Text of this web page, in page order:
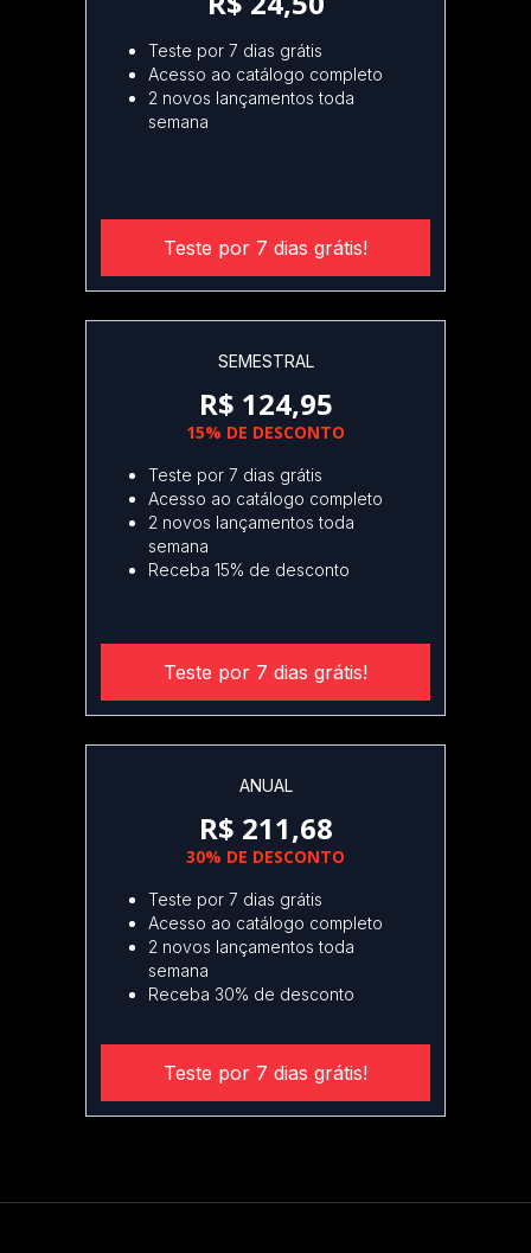
Teste por 7 dias grátis
Acesso ao catálogo completo
2 novos lançamentos toda
semana
Teste por 7 dias grátis!
SEMESTRAL
R$ 124,95
15% DE DESCONTO
Teste por 7 dias grátis
Acesso ao catálogo completo
2 novos lançamentos toda
semana
Receba 15% de desconto
Teste por 7 dias grátis!
ANUAL
R$ 211,68
30% DE DESCONTO
Teste por 7 dias grátis
Acesso ao catálogo completo
2 novos lançamentos toda
semana
Receba 30% de desconto
Teste por 7 dias grátis!